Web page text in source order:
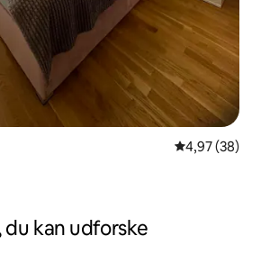
4,97 ud af 5 i
4,97 (38)
kan udforske